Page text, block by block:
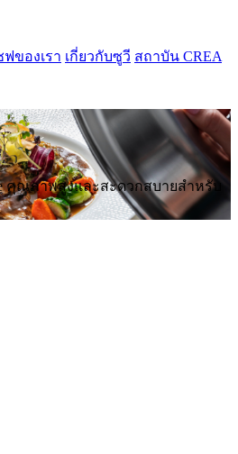
ฟของเรา เกี่ยวกับซูวี สถาบัน CREA
คุณภาพสูงและสะดวกสบายสําหรับ